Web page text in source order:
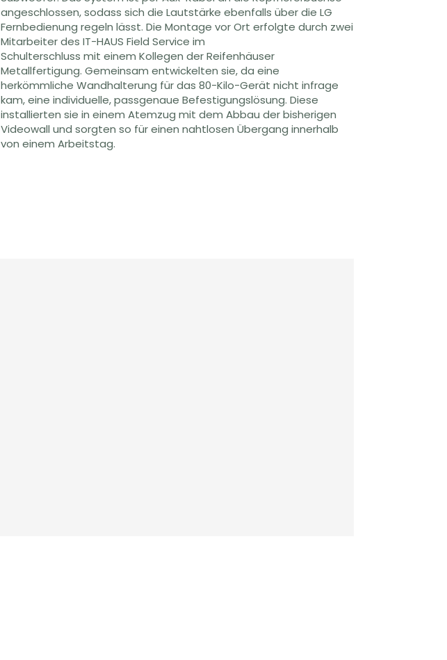
Mitarbeiter des IT-HAUS Field Service im
Schulterschluss mit einem Kollegen der Reifenhäuser
Metallfertigung. Gemeinsam entwickelten sie, da eine
herkömmliche Wandhalterung für das 80-Kilo-Gerät nicht infrage
kam, eine individuelle, passgenaue Befestigungslösung. Diese
installierten sie in einem Atemzug mit dem Abbau der bisherigen
Videowall und sorgten so für einen nahtlosen Übergang innerhalb
von einem Arbeitstag.